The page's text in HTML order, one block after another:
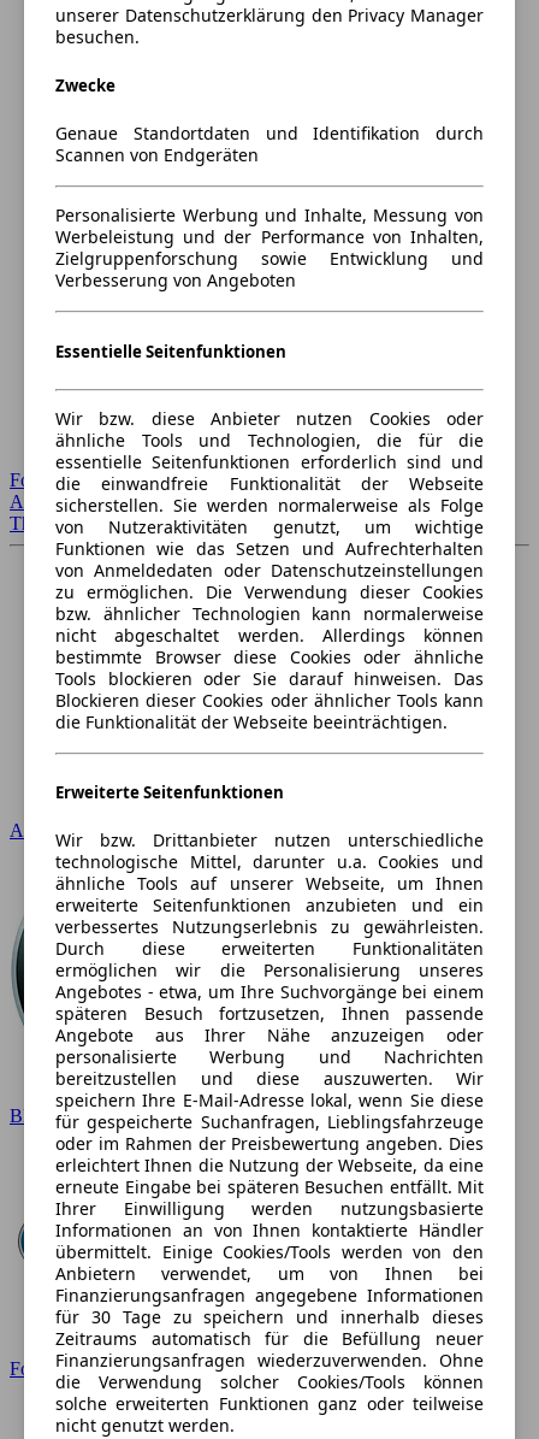
Forum Startseite
Alle Auto-Foren
Themen-Forum
Audi
BMW
Ford
unserer Datenschutzerklärung den Privacy Manager
besuchen.
Zwecke
Genaue Standortdaten und Identifikation durch
Scannen von Endgeräten
Personalisierte Werbung und Inhalte, Messung von
Werbeleistung und der Performance von Inhalten,
Zielgruppenforschung sowie Entwicklung und
Verbesserung von Angeboten
Essentielle Seitenfunktionen
Wir bzw. diese Anbieter nutzen Cookies oder
ähnliche Tools und Technologien, die für die
essentielle Seitenfunktionen erforderlich sind und
die einwandfreie Funktionalität der Webseite
sicherstellen. Sie werden normalerweise als Folge
von Nutzeraktivitäten genutzt, um wichtige
Funktionen wie das Setzen und Aufrechterhalten
von Anmeldedaten oder Datenschutzeinstellungen
zu ermöglichen. Die Verwendung dieser Cookies
bzw. ähnlicher Technologien kann normalerweise
nicht abgeschaltet werden. Allerdings können
bestimmte Browser diese Cookies oder ähnliche
Tools blockieren oder Sie darauf hinweisen. Das
Blockieren dieser Cookies oder ähnlicher Tools kann
die Funktionalität der Webseite beeinträchtigen.
Erweiterte Seitenfunktionen
Wir bzw. Drittanbieter nutzen unterschiedliche
technologische Mittel, darunter u.a. Cookies und
ähnliche Tools auf unserer Webseite, um Ihnen
erweiterte Seitenfunktionen anzubieten und ein
verbessertes Nutzungserlebnis zu gewährleisten.
Durch diese erweiterten Funktionalitäten
ermöglichen wir die Personalisierung unseres
Angebotes - etwa, um Ihre Suchvorgänge bei einem
späteren Besuch fortzusetzen, Ihnen passende
Angebote aus Ihrer Nähe anzuzeigen oder
personalisierte Werbung und Nachrichten
bereitzustellen und diese auszuwerten. Wir
speichern Ihre E-Mail-Adresse lokal, wenn Sie diese
für gespeicherte Suchanfragen, Lieblingsfahrzeuge
oder im Rahmen der Preisbewertung angeben. Dies
erleichtert Ihnen die Nutzung der Webseite, da eine
erneute Eingabe bei späteren Besuchen entfällt. Mit
Ihrer Einwilligung werden nutzungsbasierte
Informationen an von Ihnen kontaktierte Händler
übermittelt. Einige Cookies/Tools werden von den
Anbietern verwendet, um von Ihnen bei
Finanzierungsanfragen angegebene Informationen
für 30 Tage zu speichern und innerhalb dieses
Zeitraums automatisch für die Befüllung neuer
Finanzierungsanfragen wiederzuverwenden. Ohne
die Verwendung solcher Cookies/Tools können
solche erweiterten Funktionen ganz oder teilweise
nicht genutzt werden.